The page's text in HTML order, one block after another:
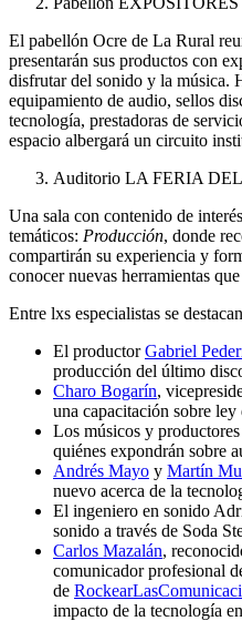
El pabellón Ocre de La Rural
presentarán sus productos con
disfrutar del sonido y la música.
equipamiento de audio, sellos
tecnología, prestadoras de
espacio albergará un circuito
Auditorio LA FERIA
Una sala con contenido de
temáticos: Producción, donde
compartirán su experiencia y
conocer nuevas herramientas
Entre lxs especialistas se
El productorGabriel
producción del último
Charo Bogarín,
una capacitación sobre ley
Los músicos y productores
quiénes expondrán sobre
Andrés Mayo y Martín
nuevo acerca de la
El ingeniero en sonido
sonido a través de Soda
Carlos Mazalán,
comunicador profesional
de
impacto de la tecnología